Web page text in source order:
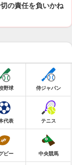
の責任を負いかね
野球 侍ジャパン
代表 テニス
ビー 中央競馬